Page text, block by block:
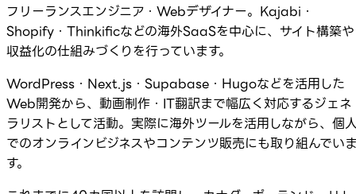
フリーランスエンジニア・Webデザイナー。Kajabi・
Shopify・Thinkificなどの海外SaaSを中心に、サイト構築や
収益化の仕組みづくりを行っています。
WordPress・Next.js・Supabase・Hugoなどを活用した
Web開発から、動画制作・IT翻訳まで幅広く対応するジェネ
ラリストとして活動。実際に海外ツールを活用しながら、個
でのオンラインビジネスやコンテンツ販売にも取り組んでい
す。